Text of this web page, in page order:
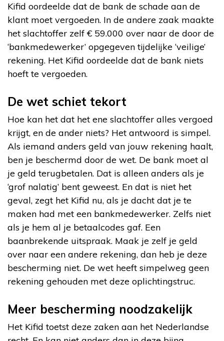
Kifid oordeelde dat de bank de schade aan de
klant moet vergoeden. In de andere zaak maakte
het slachtoffer zelf € 59.000 over naar de door de
‘bankmedewerker’ opgegeven tijdelijke ‘veilige’
rekening. Het Kifid oordeelde dat de bank niets
hoeft te vergoeden.
De wet schiet tekort
Hoe kan het dat het ene slachtoffer alles vergoed
krijgt, en de ander niets? Het antwoord is simpel.
Als iemand anders geld van jouw rekening haalt,
ben je beschermd door de wet. De bank moet al
je geld terugbetalen. Dat is alleen anders als je
‘grof nalatig’ bent geweest. En dat is niet het
geval, zegt het Kifid nu, als je dacht dat je te
maken had met een bankmedewerker. Zelfs niet
als je hem al je betaalcodes gaf. Een
baanbrekende uitspraak. Maak je zelf je geld
over naar een andere rekening, dan heb je deze
bescherming niet. De wet heeft simpelweg geen
rekening gehouden met deze oplichtingstruc.
Meer bescherming noodzakelijk
Het Kifid toetst deze zaken aan het Nederlandse